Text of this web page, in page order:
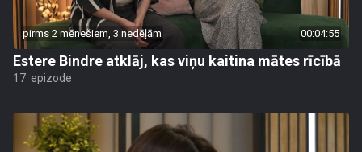
pirms 2 mēnešiem, 3 nedēļām 00:04:55
Estere Bindre atklāj, kas viņu kaitina mātes rīcībā
17. epizode